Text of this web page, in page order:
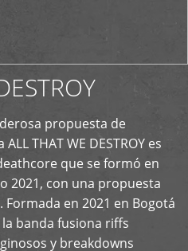
propuesta de
THAT WE DESTROY es
que se formó en
2021, con una propuesta
en 2021 en Bogotá
banda fusiona riffs
y breakdowns